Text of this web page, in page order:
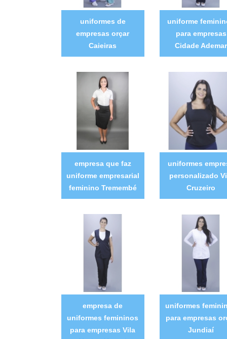
uniformes de
empresas orçar
Caieiras
uniforme
para empresas
Cidade Ademar
empresa que faz
uniforme empresarial
feminino Tremembé
uniformes
personalizado
Cruzeiro
empresa de
uniformes femininos
para empresas Vila
uniformes
para empresas
Jundiaí